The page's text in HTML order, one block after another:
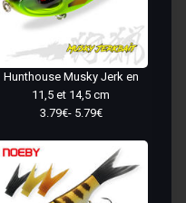
Hunthouse Musky Jerk en
11,5 et 14,5 cm
3.79€- 5.79€